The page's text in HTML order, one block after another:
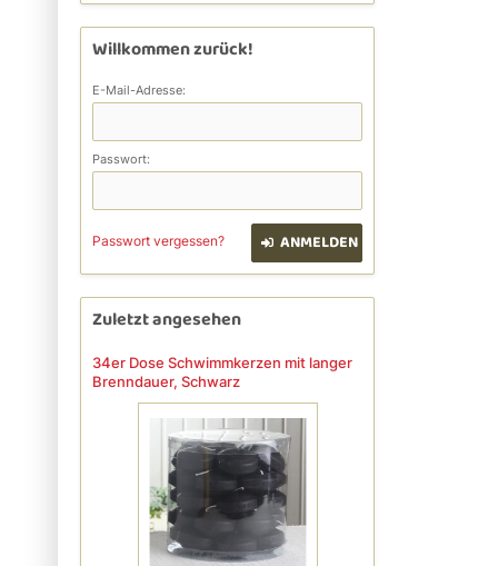
Willkommen zurück!
E-Mail-Adresse:
Passwort:
Passwort vergessen? ANMELDEN
Zuletzt angesehen
34er Dose Schwimmkerzen mit langer
Brenndauer, Schwarz